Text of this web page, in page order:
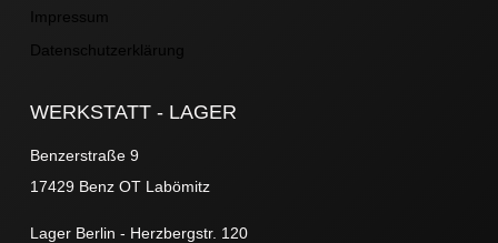
Impressum
Datenschutzerklärung
WERKSTATT - LAGER
Benzerstraße 9
17429 Benz OT Labömitz
Lager Berlin - Herzbergstr. 120